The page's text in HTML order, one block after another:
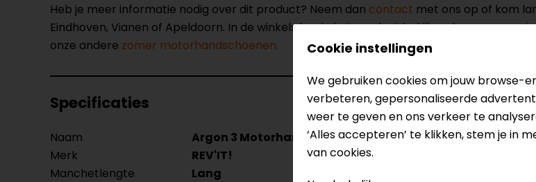
Heb je meer informatie nodig over dit product? Neem dan contact met ons op of kom
Eindhoven, Vianen of Apeldoorn. In de winkels kun je het product bekijken & passen en
onze andere zomer motorhandschoenen.
Specificaties
Naam Argon 3 Motorhandschoenen
Merk
REV'IT!
Manchetlengte
Lang
Cookie instellingen
We gebruiken cookies om jouw browse-
verbeteren, gepersonaliseerde
weer te geven en ons verkeer te
‘Alles accepteren’ te klikken, stem je in
van cookies.